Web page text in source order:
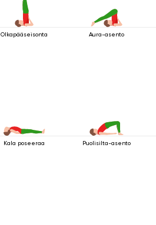
Olkapääseisonta Aura-asento
Kala poseeraa Puolisilta-asento